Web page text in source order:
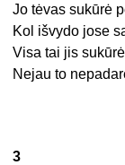
Jo tėvas sukūrė
Kol išvydo jose
Visa tai jis
Nejau to
3